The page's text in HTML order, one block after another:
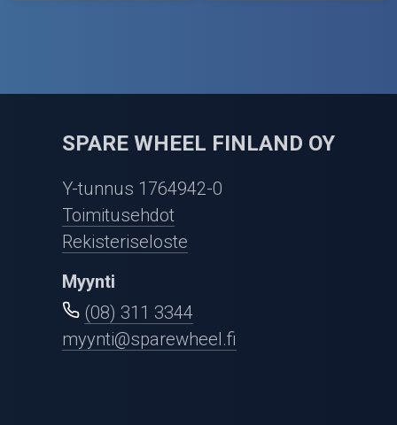
SPARE WHEEL FINLAND OY
Y-tunnus 1764942-0
Toimitusehdot
Rekisteriseloste
Myynti
(08) 311 3344
myynti@sparewheel.fi